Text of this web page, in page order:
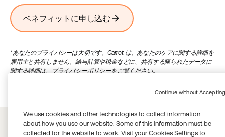
ベネフィットに申し込む arrow_forward
*あなたのプライバシーは大切です。Carrot は、あなたのケアに関する詳細を
雇用主と共有しません。給与計算や税金などに、共有する限られたデータに
関する詳細は、プライバシーポリシーをご覧ください。
We use cookies and other technologies to collect information
about how you use our website. Some of this information must be
collected for the website to work. Visit your Cookies Settings to
Continue without Accepting